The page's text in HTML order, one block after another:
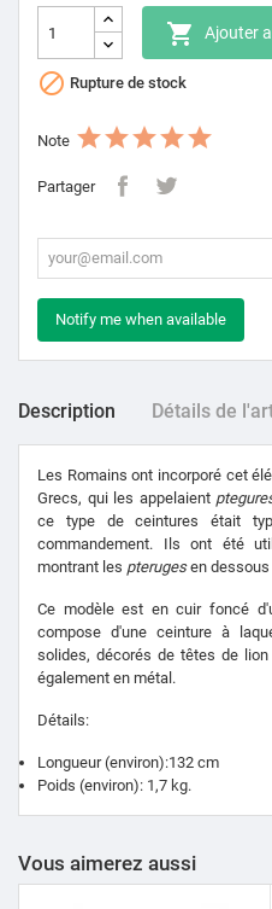
 Ajouter
 Rupture de stock
Note
Partager
Notify me when available
Description Détails de
Les Romains ont incorporé cet
Grecs, qui les appelaient
ce type de ceintures était
commandement.
Ils ont été
montrant les pterugesen dessous
Ce modèle est en cuir foncé
compose d'une ceinture à
solides, décorés de têtes de lion
également en métal.
Détails:
Longueur (environ):132 cm
Poids (environ): 1,7 kg.
Vous aimerez aussi